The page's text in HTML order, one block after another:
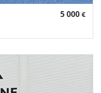
5 000 €